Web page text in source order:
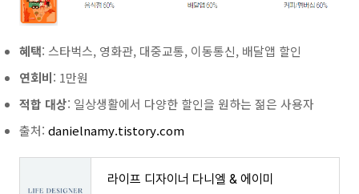
혜택: 스타벅스, 영화관, 대중교통, 이동통신, 배달앱 할인
연회비: 1만원
적합 대상: 일상생활에서 다양한 할인을 원하는 젊은 사용자
출처: danielnamy.tistory.com
라이프 디자이너 다니엘 & 에이미